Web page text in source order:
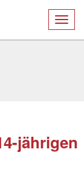
jährigen